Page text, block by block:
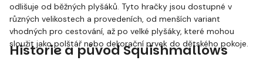
odlišuje od běžných plyšáků. Tyto hračky jsou dostupné v
různých velikostech a provedeních, od menších variant
vhodných pro cestování, až po velké plyšáky, které mohou
sloužit jako polštář nebo dekorační prvek do dětského pokoje.
Historie a původ Squishmallows